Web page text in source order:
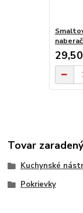
Tovar
Kuchynské
Pokrievky